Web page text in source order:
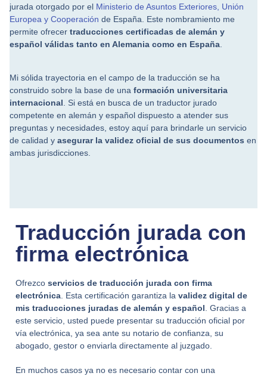
jurada otorgado por el Ministerio de Asuntos Exteriores, Unión
Europea y Cooperación de España. Este nombramiento me
permite ofrecer traducciones certificadas de alemán y
español válidas tanto en Alemania como en España
Mi sólida trayectoria en el campo de la traducción se ha
construido sobre la base de una formación universitaria
internacional . Si está en busca de un traductor jurado
competente en alemán y español dispuesto a atender sus
preguntas y necesidades, estoy aquí para brindarle un servicio
de calidad y asegurar la validez oficial de sus documentos en
ambas jurisdicciones.
Traducción jurada con
firma electrónica
Ofrezco servicios de traducción jurada con firma
electrónica . Esta certificación garantiza la validez digital de
mis traducciones juradas de alemán y español . Gracias a
este servicio, usted puede presentar su traducción oficial por
vía electrónica, ya sea ante su notario de confianza, su
abogado, gestor o enviarla directamente al juzgado.
En muchos casos ya no es necesario contar con una